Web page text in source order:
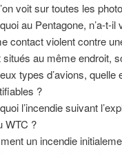
voit sur toutes les
au Pentagone, n’a-t-
contact violent contre
situés au même endroit,
types d’avions,
?
l’incendie suivant
WTC ?
un incendie